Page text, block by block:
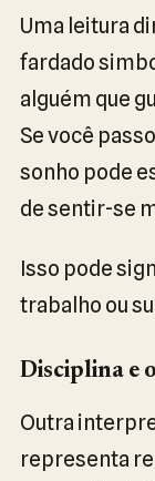
Uma leitura
fardado
alguém que
Se você
sonho pode
de sentir-se
Isso pode
trabalho ou
Disciplina e
Outra
representa